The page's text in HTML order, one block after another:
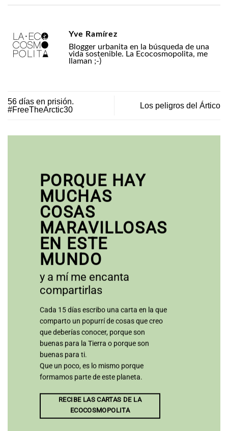
Yve Ramírez
Blogger urbanita en la búsqueda de una
vida sostenible. La Ecocosmopolita, me
llaman ;-)
56 días en prisión.
#FreeTheArctic30
Los peligros del Ártico
PORQUE HAY
MUCHAS
COSAS
MARAVILLOSAS
EN ESTE
MUNDO
y a mí me encanta
compartirlas
Cada 15 días escribo una carta en la que
comparto un popurrí de cosas que creo
que deberías conocer, porque son
buenas para la Tierra o porque son
buenas para ti.
Que un poco, es lo mismo porque
formamos parte de este planeta.
RECIBE LAS CARTAS DE LA
ECOCOSMOPOLITA